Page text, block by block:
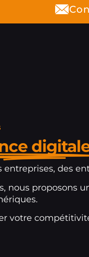
des
nous proposons
votre